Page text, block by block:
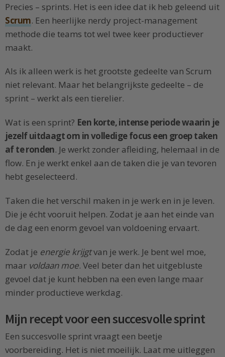
Precies – sprints. Het is een idee dat ik heb geleend uit
Scrum. Een heerlijke nerdy project-management
methode die teams tot wel twee keer productiever
maakt.
Als ik alleen werk is het grootste gedeelte van Scrum
niet relevant. Maar het belangrijkste gedeelte – de
sprint – werkt als een tierelier.
Wat is een sprint? Een korte, intense periode waarin je
jezelf uitdaagt om in volledige focus een groep taken
af te ronden. Je werkt zonder afleiding, helemaal in de
flow. En je werkt enkel aan de taken die je van tevoren
hebt geselecteerd.
Taken die het verschil maken in je werk en in je leven.
Die je écht vooruit helpen. Zodat je aan het einde van
de dag een enorm gevoel van voldoening ervaart.
Zodat je energie krijgtvan je werk. Je bent wel moe,
maar voldaan moe. Veel beter dan het uitgebluste
gevoel dat je kunt hebben na een even lange maar
minder productieve werkdag.
Mijn recept voor een succesvolle sprint
Een succesvolle sprint vraagt een beetje
voorbereiding. Het is niet moeilijk. Laat me uitleggen